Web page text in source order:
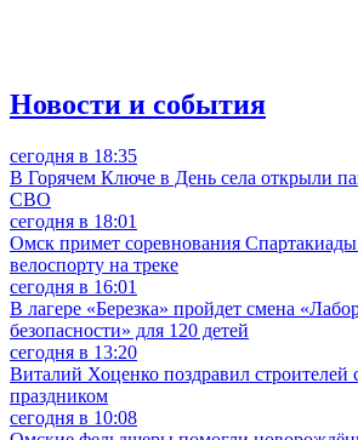
Новости и события
сегодня в 18:35
В Горячем Ключе в День села открыли
СВО
сегодня в 18:01
Омск примет соревнования
велоспорту на треке
сегодня в 16:01
В лагере «Березка» пройдет смена
безопасности» для 120 детей
сегодня в 13:20
Виталий Хоценко поздравил
праздником
сегодня в 10:08